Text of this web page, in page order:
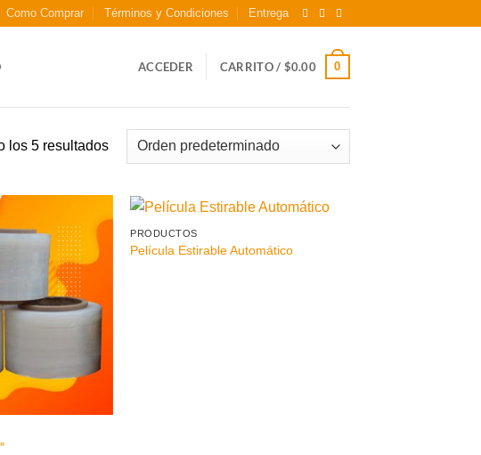
Como Comprar Términos y Condiciones Entrega
ACCEDER CARRITO / $0.00 0
los 5 resultados
PRODUCTOS
Película Estirable Automático